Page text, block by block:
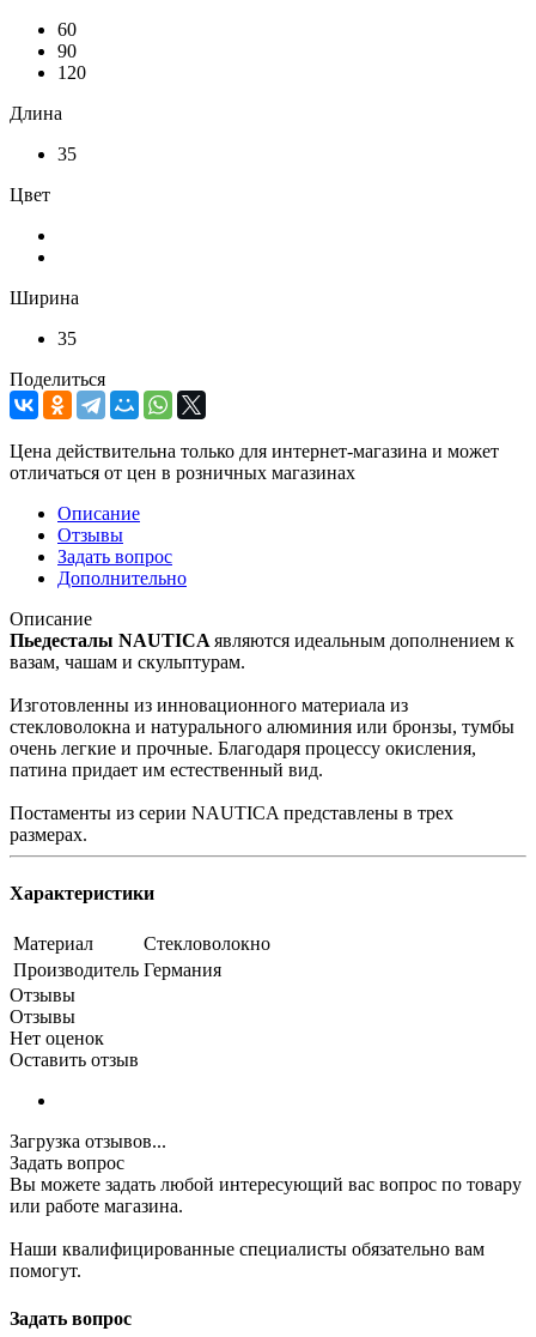
60
90
120
Длина
35
Цвет
Ширина
35
Поделиться
Цена действительна только для интернет-магазина и может
отличаться от цен в розничных магазинах
Описание
Отзывы
Задать вопрос
Дополнительно
Описание
Пьедесталы NAUTICA являются идеальным дополнением к
вазам, чашам и скульптурам.
Изготовленны из инновационного материала из
стекловолокна и натурального алюминия или бронзы, тумбы
очень легкие и прочные. Благодаря процессу окисления,
патина придает им естественный вид.
Постаменты из серии NAUTICA представлены в трех
размерах.
Характеристики
Материал
Стекловолокно
Производитель Германия
Отзывы
Отзывы
Нет оценок
Оставить отзыв
Загрузка отзывов...
Задать вопрос
Вы можете задать любой интересующий вас вопрос по товару
или работе магазина.
Наши квалифицированные специалисты обязательно вам
помогут.
Задать вопрос